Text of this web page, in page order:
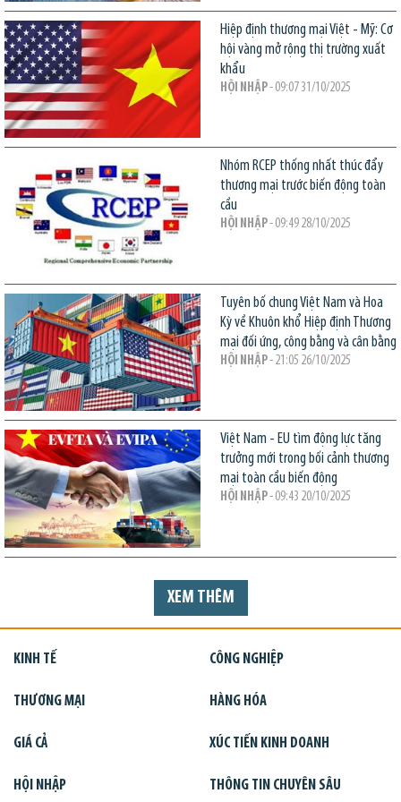
Hiệp định thương mại Việt - Mỹ: Cơ
hội vàng mở rộng thị trường xuất
khẩu
HỘI NHẬP- 09:07 31/10/2025
Nhóm RCEP thống nhất thúc đẩy
thương mại trước biến động toàn
cầu
HỘI NHẬP- 09:49 28/10/2025
Tuyên bố chung Việt Nam và Hoa
Kỳ về Khuôn khổ Hiệp định Thương
mại đối ứng, công bằng và cân bằng
HỘI NHẬP- 21:05 26/10/2025
Việt Nam - EU tìm động lực tăng
trưởng mới trong bối cảnh thương
mại toàn cầu biến động
HỘI NHẬP- 09:43 20/10/2025
XEM THÊM
KINH TẾ CÔNG NGHIỆP
THƯƠNG MẠI HÀNG HÓA
GIÁ CẢ XÚC TIẾN KINH DOANH
HỘI NHẬP THÔNG TIN CHUYÊN SÂU